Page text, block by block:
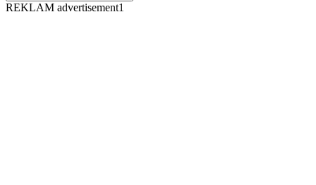
REKLAM advertisement1